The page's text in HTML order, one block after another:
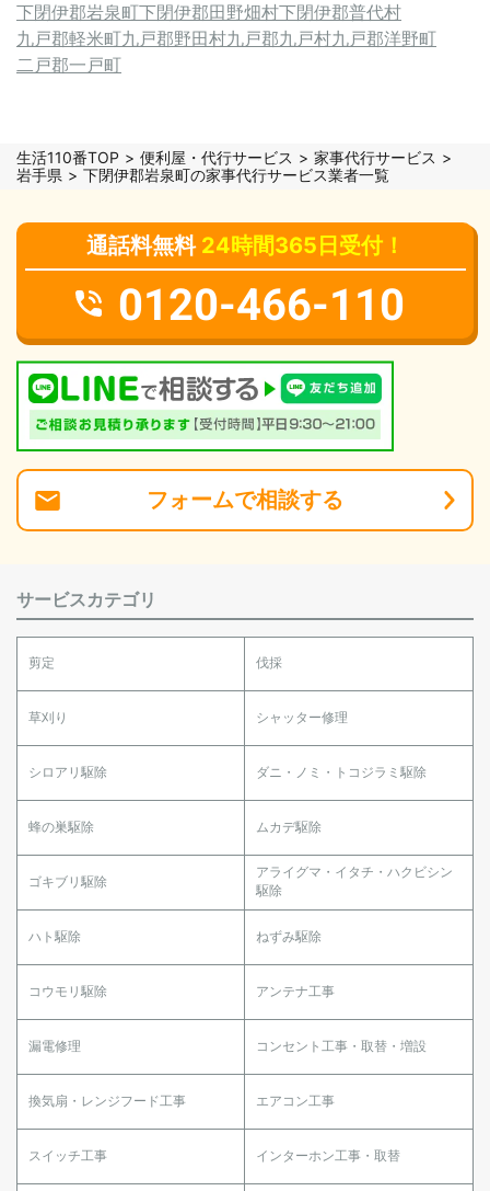
下閉伊郡岩泉町下閉伊郡田野畑村下閉伊郡普代村
九戸郡軽米町九戸郡野田村九戸郡九戸村九戸郡洋野町
二戸郡一戸町
生活110番TOP 便利屋・代行サービス
家事代行サービス
岩手県
下閉伊郡岩泉町の家事代行サービス業者一覧
通話料無料 24時間365日受付！
0120-466-110
フォームで相談する
サービスカテゴリ
剪定 伐採
草刈り シャッター修理
シロアリ駆除 ダニ・ノミ・トコジラミ駆除
蜂の巣駆除 ムカデ駆除
ゴキブリ駆除
アライグマ・イタチ・ハクビシン
駆除
ハト駆除 ねずみ駆除
コウモリ駆除 アンテナ工事
漏電修理 コンセント工事・取替・増設
換気扇・レンジフード工事 エアコン工事
スイッチ工事 インターホン工事・取替